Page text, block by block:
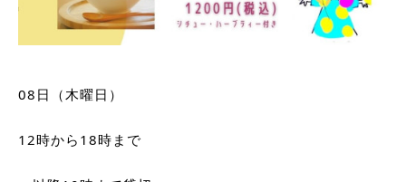
08日（木曜日）
12時から18時まで